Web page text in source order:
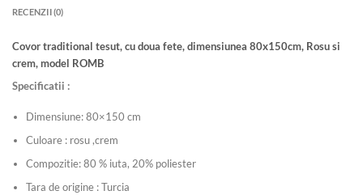
RECENZII (0)
Covor traditional tesut, cu doua fete, dimensiunea 80x150cm, Rosu si
crem, model ROMB
Specificatii :
Dimensiune: 80×150 cm
Culoare : rosu ,crem
Compozitie: 80 % iuta, 20% poliester
Tara de origine : Turcia